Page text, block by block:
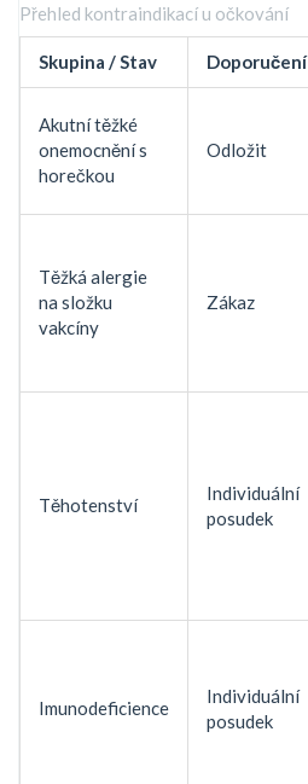
Přehled kontraindikací u očkování
Skupina / Stav Doporučení
Akutní těžké
onemocnění s
horečkou
Odložit
Těžká alergie
na složku
vakcíny
Zákaz
Těhotenství
Individuální
posudek
Imunodeficience
Individuální
posudek